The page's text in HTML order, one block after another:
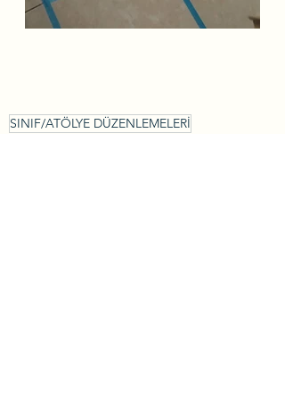
SINIF/ATÖLYE DÜZENLEMELERİ